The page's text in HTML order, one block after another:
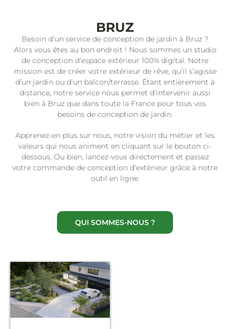
BRUZ
Besoin d’un service de conception de jardin à Bruz ?
Alors vous êtes au bon endroit ! Nous sommes un studio
de conception d’espace extérieur 100% digital. Notre
mission est de créer votre extérieur de rêve, qu’il s’agisse
d’un jardin ou d’un balcon/terrasse. Étant entièrement à
distance, notre service nous permet d’intervenir aussi
bien à Bruz que dans toute la France pour tous vos
besoins de conception de jardin.
Apprenez-en plus sur nous, notre vision du métier et les
valeurs qui nous animent en cliquant sur le bouton ci-
dessous. Ou bien, lancez-vous directement et passez
votre commande de conception d’extérieur grâce à notre
outil en ligne.
QUI SOMMES-NOUS ?